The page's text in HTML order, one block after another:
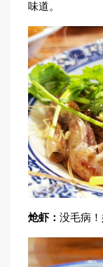
味道。
炝虾： 没毛病